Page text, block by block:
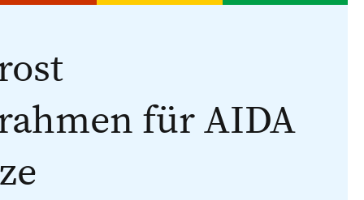
für AIDA